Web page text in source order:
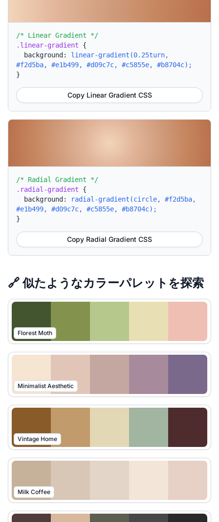
/* Linear Gradient */
.linear-gradient {
background: linear-gradient(0.25turn,
#f2d5ba, #e1b499, #d09c7c, #c5855e, #b8704c);
}
Copy Linear Gradient CSS
/* Radial Gradient */
.radial-gradient {
background:
radial-gradient(circle, #f2d5ba,
#e1b499, #d09c7c, #c5855e, #b8704c);
}
Copy Radial Gradient CSS
🔗 似たようなカラーパレットを探索
Florest Moth
Minimalist Aesthetic
Vintage Home
Milk Coffee